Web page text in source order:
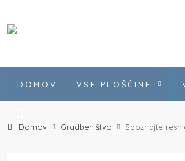
DOMOV VSE PLOŠČINE
Domov Gradbeništvo Spoznajte